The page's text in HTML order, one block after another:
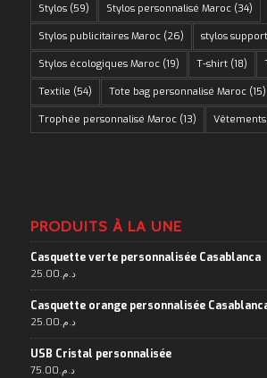
Stylos(59) Stylos personnalisé Maroc(34)
Stylos publicitaires Maroc(26) stylos
Stylos écologiques Maroc(19) T-shirt(18)
Textile (54) Tote bag personnalisé Maroc(15)
Trophée personnalisé Maroc(13)
PRODUITS À LA UNE
Casquette verte personnalisée Casablanca
د.م.25.00
Casquette orange personnalisée
د.م.25.00
USB Cristal personnalisée
د.م.75.00